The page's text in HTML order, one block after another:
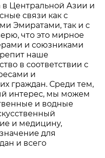
в Центральной Азии и
связи как с
Эмиратами, так и с
что это мирное
и союзниками
наше
в соответствии с
и
граждан. Среди тем,
интерес, мы можем
и водные
и медицину,
для
и всего